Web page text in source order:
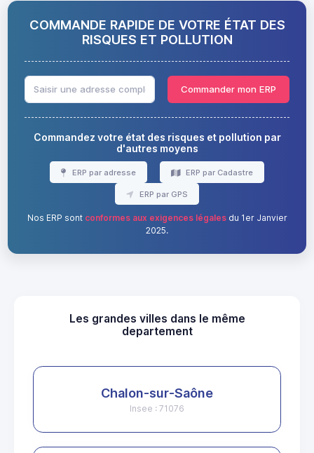
COMMANDE RAPIDE DE VOTRE ÉTAT DES
RISQUES ET POLLUTION
Commander mon ERP
Commandez votre état des risques et pollution par
d'autres moyens
ERP par adresse ERP par Cadastre
ERP par GPS
Nos ERP sont conformes aux exigences légalesdu 1er Janvier
2025.
Les grandes villes dans le même
departement
Chalon-sur-Saône
Insee : 71076